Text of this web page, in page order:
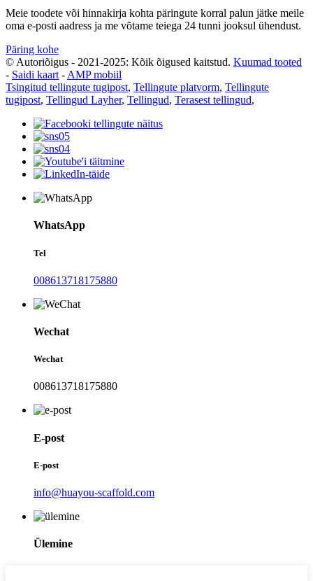
Meie toodete või hinnakirja kohta päringute korral palun jätke meile
oma e-posti aadress ja me võtame teiega 24 tunni jooksul ühendust.
Päring kohe
© Autoriõigus - 2021-2025: Kõik õigused kaitstud. Kuumad tooted
- Saidi kaart - AMP mobiil
Tsingitud tellingute tugipost, Tellingute platvorm, Tellingute
tugipost, Tellingud Layher, Tellingud, Terasest tellingud,
WhatsApp
Tel
008613718175880
Wechat
Wechat
008613718175880
E-post
E-post
info@huayou-scaffold.com
Ülemine